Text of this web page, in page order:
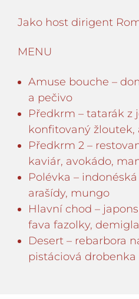
Jako host dirigent
MENU
Amuse bouche –
a pečivo
Předkrm – tatarák z
konfitovaný žloutek,
Předkrm 2 –
kaviár, avokádo,
Polévka –
arašídy, mungo
Hlavní chod –
fava fazolky,
Desert – rebarbora
pistáciová drobenka